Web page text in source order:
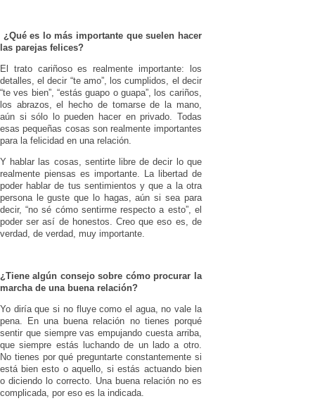
¿Qué es lo más importante que suelen hacer
las parejas felices?
El trato cariñoso es realmente importante: los
detalles, el decir “te amo”, los cumplidos, el decir
“te ves bien”, “estás guapo o guapa”, los cariños,
los abrazos, el hecho de tomarse de la mano,
aún si sólo lo pueden hacer en privado. Todas
esas pequeñas cosas son realmente importantes
para la felicidad en una relación.
Y hablar las cosas, sentirte libre de decir lo que
realmente piensas es importante. La libertad de
poder hablar de tus sentimientos y que a la otra
persona le guste que lo hagas, aún si sea para
decir, “no sé cómo sentirme respecto a esto”, el
poder ser así de honestos. Creo que eso es, de
verdad, de verdad, muy importante.
¿Tiene algún consejo sobre cómo procurar la
marcha de una buena relación?
Yo diría que si no fluye como el agua, no vale la
pena. En una buena relación no tienes porqué
sentir que siempre vas empujando cuesta arriba,
que siempre estás luchando de un lado a otro.
No tienes por qué preguntarte constantemente si
está bien esto o aquello, si estás actuando bien
o diciendo lo correcto. Una buena relación no es
complicada, por eso es la indicada.